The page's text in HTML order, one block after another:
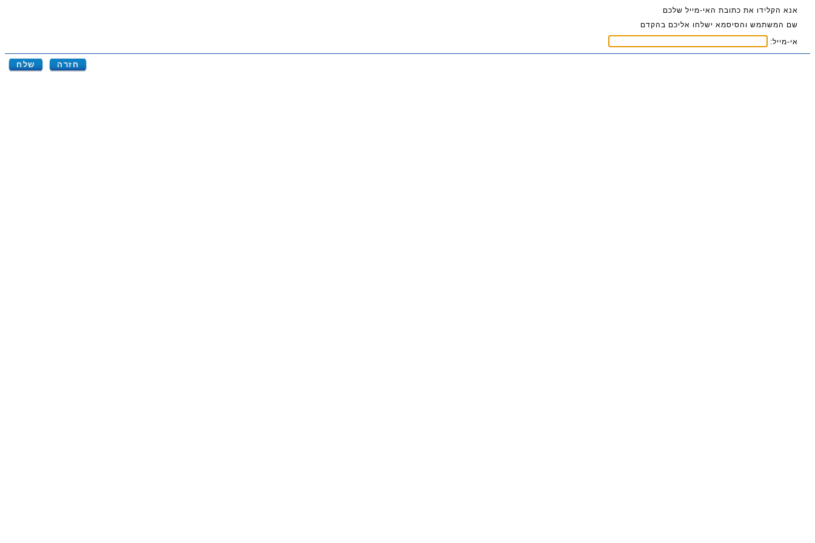
אנא הקלידו את כתובת האי-מייל שלכם
שם המשתמש והסיסמא ישלחו אליכם בהקדם
אי-מייל:
חזרה שלח